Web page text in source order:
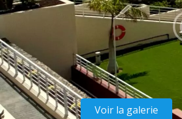
Voir la galerie